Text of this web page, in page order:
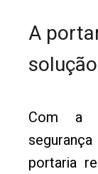
A
Com a
portaria